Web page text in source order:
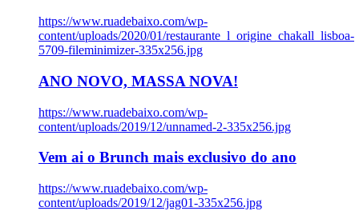
https://www.ruadebaixo.com/wp-
content/uploads/2020/01/restaurante_l_origine_chakall_lisboa-
5709-fileminimizer-335x256.jpg
ANO NOVO, MASSA NOVA!
https://www.ruadebaixo.com/wp-
content/uploads/2019/12/unnamed-2-335x256.jpg
Vem ai o Brunch mais exclusivo do ano
https://www.ruadebaixo.com/wp-
content/uploads/2019/12/jag01-335x256.jpg